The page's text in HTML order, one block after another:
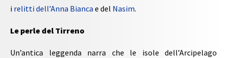
i relitti dell’Anna Bianca e del Nasim.
Le perle del Tirreno
Un’antica leggenda narra che le isole dell’Arcipelago